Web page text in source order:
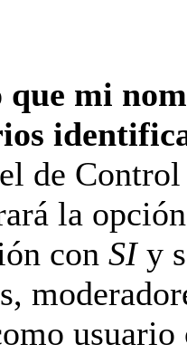
que mi
de
la
con SIy
usuario